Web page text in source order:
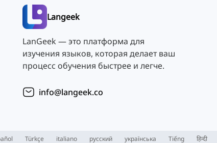
Langeek
LanGeek — это платформа для
изучения языков, которая делает ваш
процесс обучения быстрее и легче.
info@langeek.co
Türkçe italiano русский українська
Tiếng
हिन्दी